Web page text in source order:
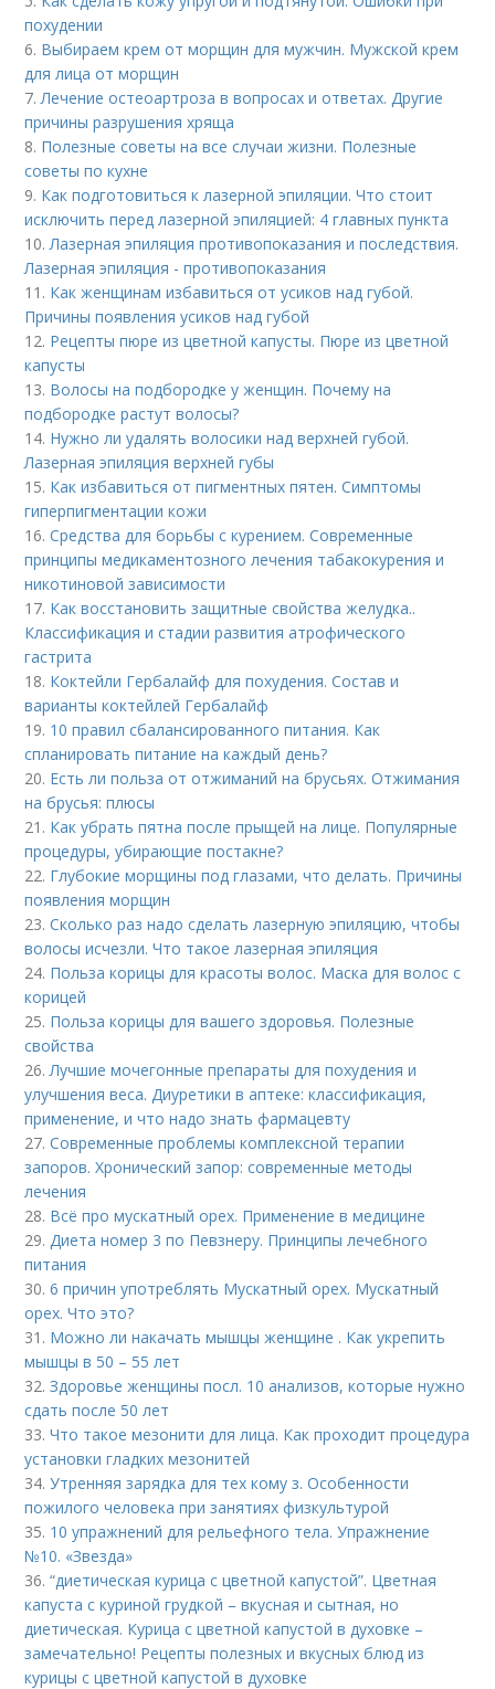
похудении
6. Выбираем крем от морщин для мужчин. Мужской крем
для лица от морщин
7.Лечение остеоартроза в вопросах и ответах. Другие
причины разрушения хряща
8. Полезные советы на все случаи жизни. Полезные
советы по кухне
9. Как подготовиться к лазерной эпиляции. Что стоит
исключить перед лазерной эпиляцией: 4 главных пункта
10.Лазерная эпиляция противопоказания и последствия.
Лазерная эпиляция - противопоказания
11. Как женщинам избавиться от усиков над губой.
Причины появления усиков над губой
12. Рецепты пюре из цветной капусты. Пюре из цветной
капусты
13. Волосы на подбородке у женщин. Почему на
подбородке растут волосы?
14. Нужно ли удалять волосики над верхней губой.
Лазерная эпиляция верхней губы
15. Как избавиться от пигментных пятен. Симптомы
гиперпигментации кожи
16.Средства для борьбы с курением. Современные
принципы медикаментозного лечения табакокурения и
никотиновой зависимости
17. Как восстановить защитные свойства желудка..
Классификация и стадии развития атрофического
гастрита
18. Коктейли Гербалайф для похудения. Состав и
варианты коктейлей Гербалайф
19. 10 правил сбалансированного питания. Как
спланировать питание на каждый день?
20. Есть ли польза от отжиманий на брусьях. Отжимания
на брусья: плюсы
21. Как убрать пятна после прыщей на лице. Популярные
процедуры, убирающие постакне?
22. Глубокие морщины под глазами, что делать. Причины
появления морщин
23.Сколько раз надо сделать лазерную эпиляцию, чтобы
волосы исчезли. Что такое лазерная эпиляция
24. Польза корицы для красоты волос. Маска для волос с
корицей
25. Польза корицы для вашего здоровья. Полезные
свойства
26.Лучшие мочегонные препараты для похудения и
улучшения веса. Диуретики в аптеке: классификация,
применение, и что надо знать фармацевту
27.Современные проблемы комплексной терапии
запоров. Хронический запор: современные методы
лечения
28. Всё про мускатный орех. Применение в медицине
29.Диета номер 3 по Певзнеру. Принципы лечебного
питания
30.6 причин употреблять Мускатный орех. Мускатный
орех. Что это?
31. Можно ли накачать мышцы женщине . Как укрепить
мышцы в 50 – 55 лет
32.Здоровье женщины посл. 10 анализов, которые нужно
сдать после 50 лет
33.Что такое мезонити для лица. Как проходит процедура
установки гладких мезонитей
34.Утренняя зарядка для тех кому з. Особенности
пожилого человека при занятиях физкультурой
35. 10 упражнений для рельефного тела. Упражнение
№10. «Звезда»
36.“диетическая курица с цветной капустой”. Цветная
капуста с куриной грудкой – вкусная и сытная, но
диетическая. Курица с цветной капустой в духовке –
замечательно! Рецепты полезных и вкусных блюд из
курицы с цветной капустой в духовке